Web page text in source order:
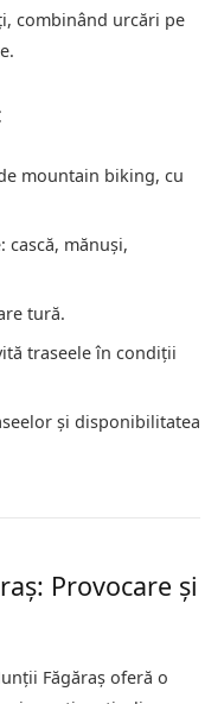
combinând urcări pe
mountain biking, cu
cască, mănuși,
tură.
traseele în condiții
și disponibilitatea
Provocare și
Făgăraș oferă o